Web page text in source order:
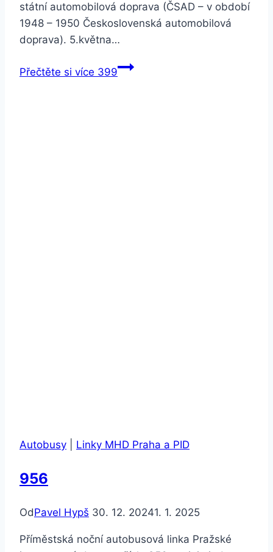
státní automobilová doprava (ČSAD – v období
1948 – 1950 Československá automobilová
doprava). 5.května…
Přečtěte si více 399
Autobusy Linky MHD Praha a PID
956
OdPavel Hypš 30. 12. 20241. 1. 2025
Příměstská noční autobusová linka Pražské